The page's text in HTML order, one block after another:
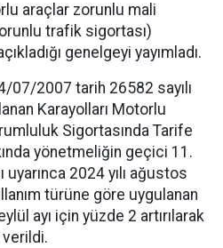
araçlar zorunlu mali
trafik sigortası)
genelgeyi yayımladı.
07/2007 tarih 26582 sayılı
Karayolları Motorlu
Sigortasında Tarife
yönetmeliğin geçici 11.
2024 yılı ağustos
türüne göre uygulanan
ayı için yüzde 2 artırılarak
verildi.